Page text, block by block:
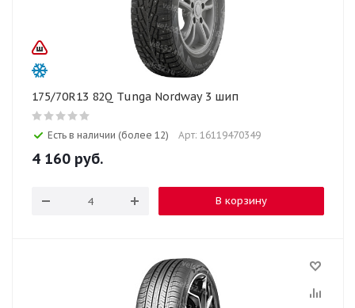
175/70R13 82Q Tunga Nordway 3 шип
Есть в наличии (более 12) Арт: 16119470349
4 160 руб.
В корзину